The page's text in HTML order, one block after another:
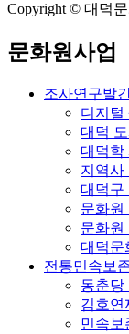
Copyright © 대덕
문화원사업
조사연구발
디지털
대덕
대덕학
지역사
대덕구
문화원
문화원
대덕문
전통민속보
동춘당
김호연
민속보